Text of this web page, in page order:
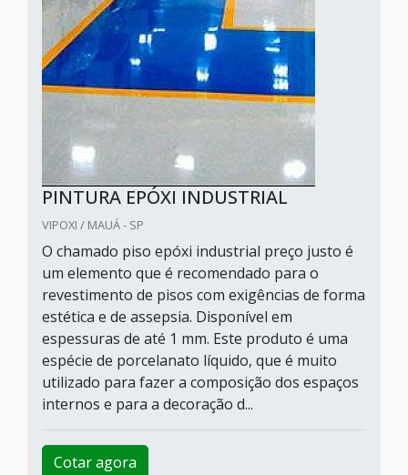
PINTURA EPÓXI INDUSTRIAL
VIPOXI / MAUÁ - SP
O chamado piso epóxi industrial preço justo é
um elemento que é recomendado para o
revestimento de pisos com exigências de forma
estética e de assepsia. Disponível em
espessuras de até 1 mm. Este produto é uma
espécie de porcelanato líquido, que é muito
utilizado para fazer a composição dos espaços
internos e para a decoração d...
Cotar agora